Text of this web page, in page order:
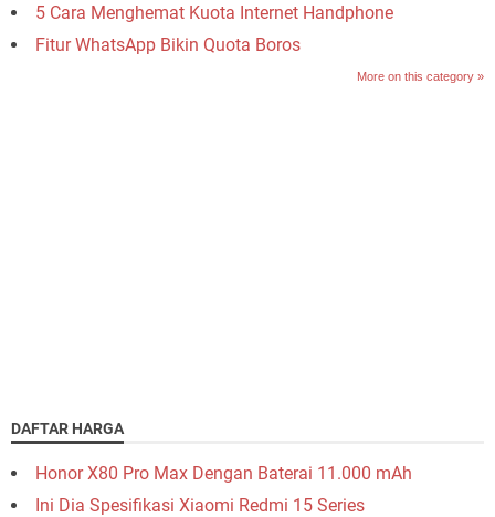
5 Cara Menghemat Kuota Internet Handphone
Fitur WhatsApp Bikin Quota Boros
More on this category »
DAFTAR HARGA
Honor X80 Pro Max Dengan Baterai 11.000 mAh
Ini Dia Spesifikasi Xiaomi Redmi 15 Series